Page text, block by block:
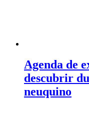
Agenda de
descubrir
neuquino